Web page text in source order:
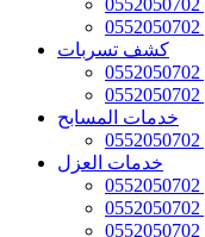
كشف تسربات
خدمات المسابح
خدمات العزل